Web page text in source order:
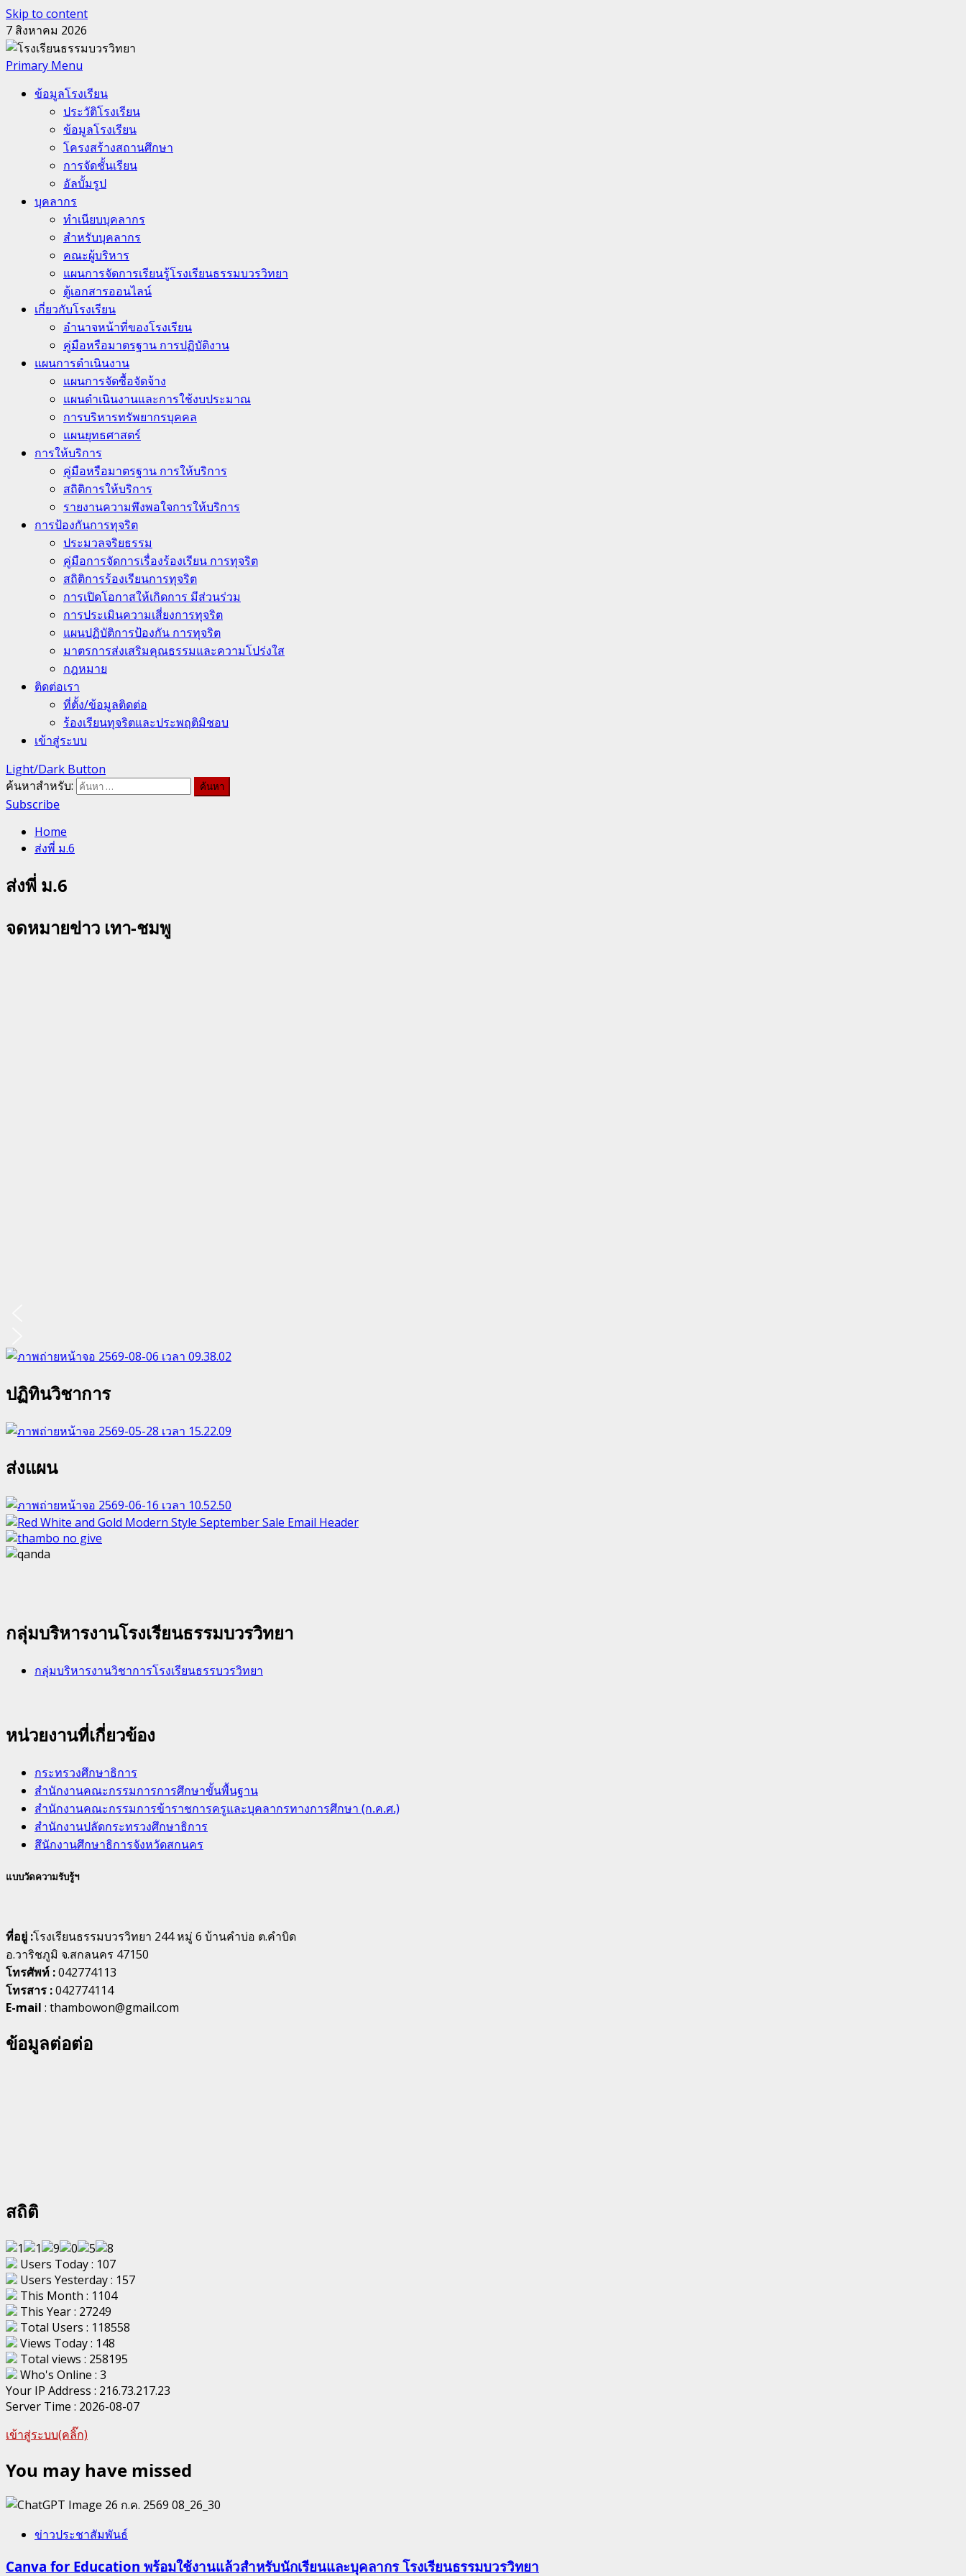
Skip to content
7 สิงหาคม 2026
Primary Menu
ข้อมูลโรงเรียน
ประวัติโรงเรียน
ข้อมูลโรงเรียน
โครงสร้างสถานศึกษา
การจัดชั้นเรียน
อัลบั้มรูป
บุคลากร
ทำเนียบบุคลากร
สำหรับบุคลากร
คณะผู้บริหาร
แผนการจัดการเรียนรู้โรงเรียนธรรมบวรวิทยา
ตู้เอกสารออนไลน์
เกี่ยวกับโรงเรียน
อำนาจหน้าที่ของโรงเรียน
คู่มือหรือมาตรฐาน การปฏิบัติงาน
แผนการดำเนินงาน
แผนการจัดซื้อจัดจ้าง
แผนดำเนินงานและการใช้งบประมาณ
การบริหารทรัพยากรบุคคล
แผนยุทธศาสตร์
การให้บริการ
คู่มือหรือมาตรฐาน การให้บริการ
สถิติการให้บริการ
รายงานความพึงพอใจการให้บริการ
การป้องกันการทุจริต
ประมวลจริยธรรม
คู่มือการจัดการเรื่องร้องเรียน การทุจริต
สถิติการร้องเรียนการทุจริต
การเปิดโอกาสให้เกิดการ มีส่วนร่วม
การประเมินความเสี่ยงการทุจริต
แผนปฏิบัติการป้องกัน การทุจริต
มาตรการส่งเสริมคุณธรรมและความโปร่งใส
กฎหมาย
ติดต่อเรา
ที่ตั้ง/ข้อมูลติดต่อ
ร้องเรียนทุจริตและประพฤติมิชอบ
เข้าสู่ระบบ
Light/Dark Button
ค้นหาสำหรับ:
Subscribe
Home
ส่งพี่ ม.6
ส่งพี่ ม.6
จดหมายข่าว เทา-ชมพู
ปฏิทินวิชาการ
ส่งแผน
กลุ่มบริหารงานโรงเรียนธรรมบวรวิทยา
กลุ่มบริหารงานวิชาการโรงเรียนธรรบวรวิทยา
หน่วยงานที่เกี่ยวข้อง
กระทรวงศึกษาธิการ
สำนักงานคณะกรรมการการศึกษาขั้นพื้นฐาน
สำนักงานคณะกรรมการข้าราชการครูและบุคลากรทางการศึกษา (ก.ค.ศ.)
สำนักงานปลัดกระทรวงศึกษาธิการ
สึนักงานศึกษาธิการจังหวัดสกนคร
แบบวัดความรับรู้ฯ
ที่อยู่ :โรงเรียนธรรมบวรวิทยา 244 หมู่ 6 บ้านคำบ่อ ต.คำบิด
อ.วาริชภูมิ จ.สกลนคร 47150
โทรศัพท์ :042774113
โทรสาร :042774114
E-mail : thambowon@gmail.com
ข้อมูลต่อต่อ
สถิติ
Users Today : 107
Users Yesterday : 157
This Month : 1104
This Year : 27249
Total Users : 118558
Views Today : 148
Total views : 258195
Who's Online : 3
Your IP Address : 216.73.217.23
Server Time : 2026-08-07
เข้าสู่ระบบ(คลิ๊ก)
You may have missed
ข่าวประชาสัมพันธ์
Canva for Education พร้อมใช้งานแล้วสำหรับนักเรียนและบุคลากร โรงเรียนธรรมบวรวิทยา